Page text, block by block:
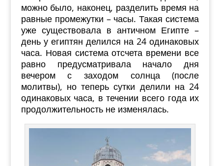
можно было, наконец, разделить время на
равные промежутки – часы. Такая система
уже существовала в античном Египте –
день у египтян делился на 24 одинаковых
часа. Новая система отсчета времени все
равно предусматривала начало дня
вечером с заходом солнца (после
молитвы), но теперь сутки делили на 24
одинаковых часа, в течении всего года их
продолжительность не изменялась.